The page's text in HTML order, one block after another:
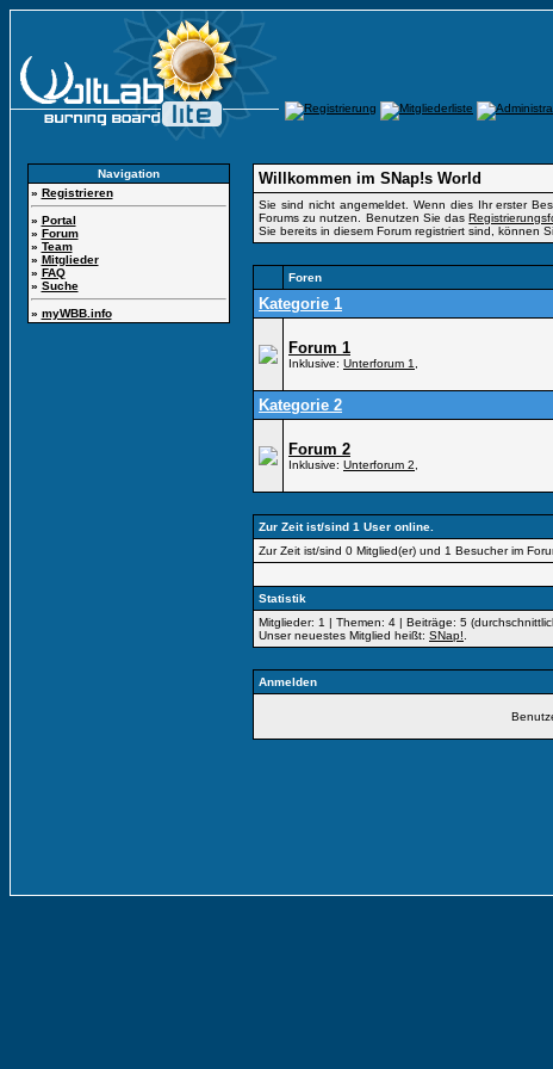
Navigation
» Registrieren
» Portal
» Forum
» Team
» Mitglieder
» FAQ
» Suche
» myWBB.info
Willkommen im SNap!s World
Sie sind nicht angemeldet. Wenn dies Ihr erster
Forums zu nutzen. Benutzen Sie das
Sie bereits in diesem Forum registriert sind, können
Foren
Kategorie 1
Forum 1
Inklusive: Unterforum 1
Kategorie 2
Forum 2
Inklusive: Unterforum 2
Zur Zeit ist/sind 1 User online.
Zur Zeit ist/sind 0 Mitglied(er) und 1 Besucher im
Statistik
Mitglieder: 1 | Themen: 4 | Beiträge: 5
Unser neuestes Mitglied heißt: SNap!
Anmelden